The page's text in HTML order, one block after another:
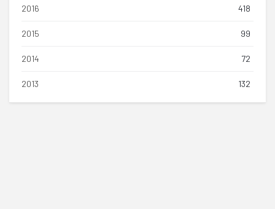
2016 418
2015 99
2014 72
2013 132